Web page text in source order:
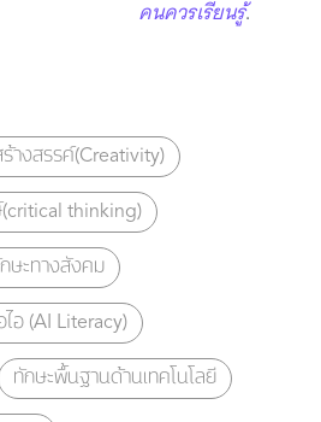
คนควรเรียนรู้.
างสรรค์(Creativity)
(critical thinking)
ษะทางสังคม
ไอ (AI Literacy)
ทักษะพื้นฐานด้านเทคโนโลยี